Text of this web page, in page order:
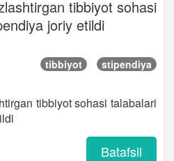
tibbiyot sohasi
joriy etildi
tibbiyot stipendiya
tibbiyot sohasi talabalari
Batafsil